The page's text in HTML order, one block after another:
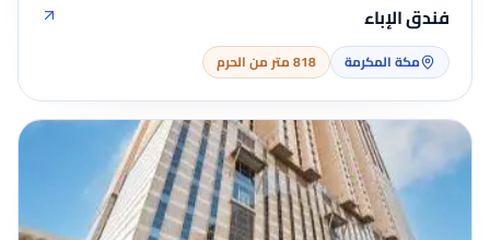
فندق الإباء
مكة المكرمة 818 متر من الحرم